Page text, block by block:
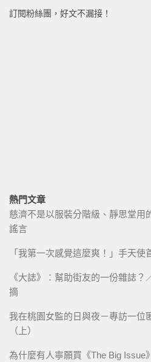
訂閱粉絲團，好文不漏接！
熱門文章
慈濟不是以服裝分階級、靜思堂用
謠言
「我第一次感覺這麼爽！」手天
《大誌》：幫助街友的一份雜誌
摘
我在桃園女監的日與夜－專訪一位
（上）
為什麼有人寧願買《The Big Issue